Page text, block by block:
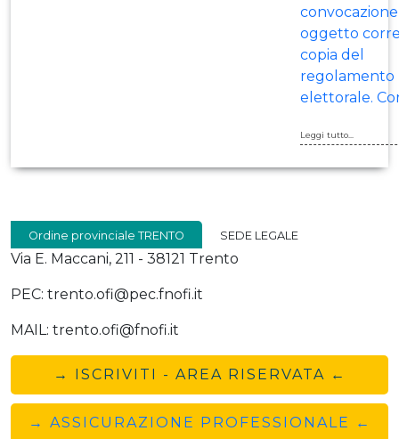
oggetto
copia del
regolamento
elettorale.
Leggi tutto...
Ordine provinciale TRENTO SEDE LEGALE
Via E. Maccani, 211 - 38121 Trento
PEC: trento.ofi@pec.fnofi.it
MAIL: trento.ofi@fnofi.it
→ ISCRIVITI - AREA RISERVATA ←
→ ASSICURAZIONE PROFESSIONALE ←